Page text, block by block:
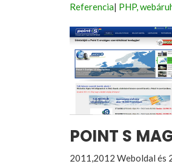
Referencia| PHP,
POINT S
2011,2012 Weboldal és